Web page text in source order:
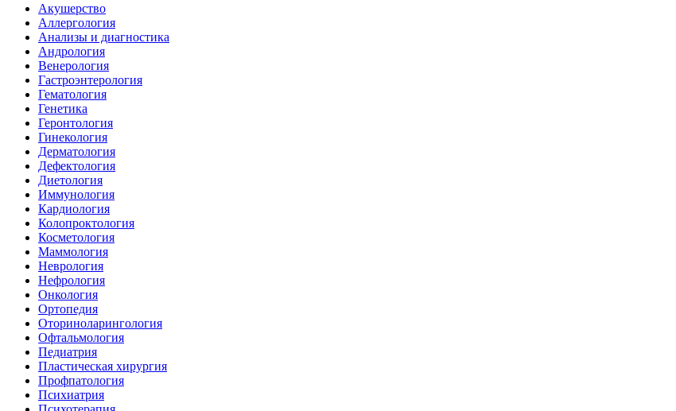
Акушерство
Аллергология
Анализы и диагностика
Андрология
Венерология
Гастроэнтерология
Гематология
Генетика
Геронтология
Гинекология
Дерматология
Дефектология
Диетология
Иммунология
Кардиология
Колопроктология
Косметология
Маммология
Неврология
Нефрология
Онкология
Ортопедия
Оториноларингология
Офтальмология
Педиатрия
Пластическая хирургия
Профпатология
Психиатрия